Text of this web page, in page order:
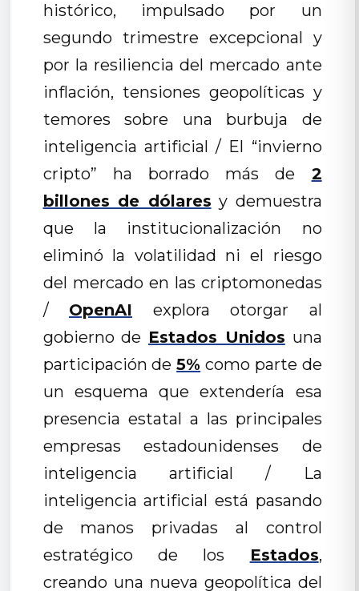
histórico, impulsado por un
segundo trimestre excepcional y
por la resiliencia del mercado ante
inflación, tensiones geopolíticas y
temores sobre una burbuja de
inteligencia artificial / El “invierno
cripto” ha borrado más de 2
billones de dólares y demuestra
que la institucionalización no
eliminó la volatilidad ni el riesgo
del mercado en las criptomonedas
/ OpenAI explora otorgar al
gobierno de Estados Unidos una
participación de5% como parte de
un esquema que extendería esa
presencia estatal a las principales
empresas estadounidenses de
inteligencia artificial / La
inteligencia artificial está pasando
de manos privadas al control
estratégico de los
Estados,
creando una nueva geopolítica del